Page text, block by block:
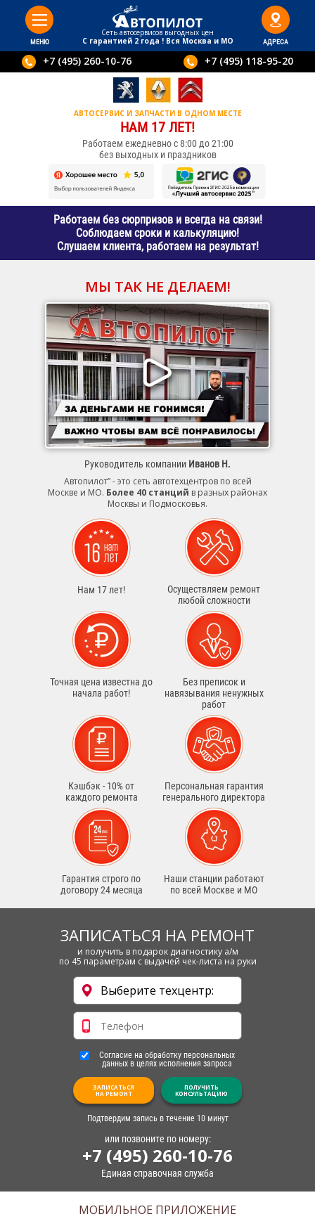
МЕНЮ
Сеть автосервисов выгодныx цен
С гарантией 2 года ! Вся Москва и МО
АДРЕСА
+7 (495) 260-10-76 +7 (495) 118-95-20
АВТОСЕРВИС И ЗАПЧАСТИ В ОДНОМ МЕСТЕ
НАМ 17 ЛЕТ!
Работаем ежедневно с 8:00 до 21:00
без выходных и праздников
Работаем без сюрпризов и всегда на связи!
Соблюдаем сроки и калькуляцию!
Слушаем клиента, работаем на результат!
МЫ ТАК НЕ ДЕЛАЕМ!
Руководитель компании Иванов Н.
Автопилот” - это сеть автотехцентров по всей
Москве и МО. Более 40 станций в разных районах
Москвы и Подмосковья.
Нам 17 лет!
Осуществляем ремонт
любой сложности
Точная цена известна до
начала работ!
Без преписок и
навязывания ненужных
работ
Кэшбэк - 10% от
каждого ремонта
Персональная гарантия
генерального директора
Гарантия строго по
договору 24 месяца
Наши станции работают
по всей Москве и МО
ЗАПИСАТЬСЯ НА РЕМОНТ
и получить в подарок диагностику а/м
по 45 параметрам с выдачей чек-листа на руки
Согласие на обработку персональных
данных в целях исполнения запроса
ЗАПИСАТЬСЯ
НА РЕМОНТ
ПОЛУЧИТЬ
КОНСУЛЬТАЦИЮ
Подтвердим запись в течение 10 минут
или позвоните по номеру:
+7 (495) 260-10-76
Единая справочная служба
МОБИЛЬНОЕ ПРИЛОЖЕНИЕ